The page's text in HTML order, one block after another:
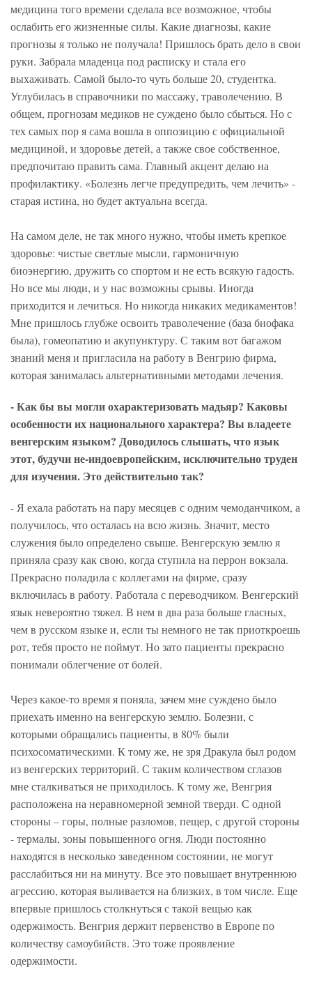
медицина того времени сделала все возможное, чтобы
ослабить его жизненные силы. Какие диагнозы, какие
прогнозы я только не получала! Пришлось брать дело в свои
руки. Забрала младенца под расписку и стала его
выхаживать. Самой было-то чуть больше 20, студентка.
Углубилась в справочники по массажу, траволечению. В
общем, прогнозам медиков не суждено было сбыться. Но с
тех самых пор я сама вошла в оппозицию с официальной
медициной, и здоровье детей, а также свое собственное,
предпочитаю править сама. Главный акцент делаю на
профилактику. «Болезнь легче предупредить, чем лечить» -
старая истина, но будет актуальна всегда.
На самом деле, не так много нужно, чтобы иметь крепкое
здоровье: чистые светлые мысли, гармоничную
биоэнергию, дружить со спортом и не есть всякую гадость.
Но все мы люди, и у нас возможны срывы. Иногда
приходится и лечиться. Но никогда никаких медикаментов!
Мне пришлось глубже освоить траволечение (база биофака
была), гомеопатию и акупунктуру. С таким вот багажом
знаний меня и пригласила на работу в Венгрию фирма,
которая занималась альтернативными методами лечения.
- Как бы вы могли охарактеризовать мадьяр? Каковы
особенности их национального характера? Вы владеете
венгерским языком? Доводилось слышать, что язык
этот, будучи не-индоевропейским, исключительно труден
для изучения. Это действительно так?
- Я ехала работать на пару месяцев с одним чемоданчиком, а
получилось, что осталась на всю жизнь. Значит, место
служения было определено свыше. Венгерскую землю я
приняла сразу как свою, когда ступила на перрон вокзала.
Прекрасно поладила с коллегами на фирме, сразу
включилась в работу. Работала с переводчиком. Венгерский
язык невероятно тяжел. В нем в два раза больше гласных,
чем в русском языке и, если ты немного не так приоткроешь
рот, тебя просто не поймут. Но зато пациенты прекрасно
понимали облегчение от болей.
Через какое-то время я поняла, зачем мне суждено было
приехать именно на венгерскую землю. Болезни, с
которыми обращались пациенты, в 80% были
психосоматическими. К тому же, не зря Дракула был родом
из венгерских территорий. С таким количеством сглазов
мне сталкиваться не приходилось. К тому же, Венгрия
расположена на неравномерной земной тверди. С одной
стороны – горы, полные разломов, пещер, с другой стороны
- термалы, зоны повышенного огня. Люди постоянно
находятся в несколько заведенном состоянии, не могут
расслабиться ни на минуту. Все это повышает внутреннюю
агрессию, которая выливается на близких, в том числе. Еще
впервые пришлось столкнуться с такой вещью как
одержимость. Венгрия держит первенство в Европе по
количеству самоубийств. Это тоже проявление
одержимости.